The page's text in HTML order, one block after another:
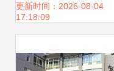
展示馆开馆啦
更新时间：2026-08-04
17:18:09